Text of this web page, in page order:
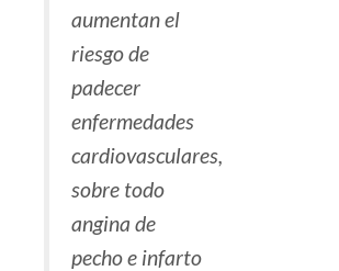
aumentan el
riesgo de
padecer
enfermedades
cardiovasculares,
sobre todo
angina de
pecho e infarto